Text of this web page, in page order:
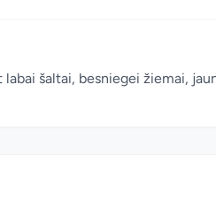
šaltai, besniegei žiemai,